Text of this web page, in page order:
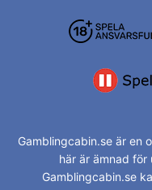
Gamblingcabin.se är en
här är ämnad för
Gamblingcabin.se